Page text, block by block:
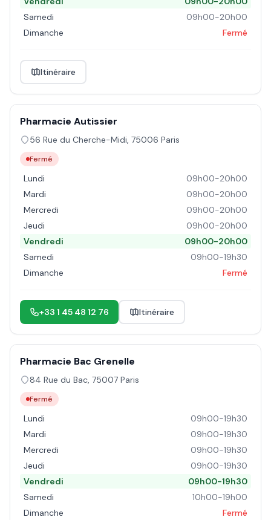
Samedi
09h00-20h00
Dimanche
Fermé
Itinéraire
Pharmacie Autissier
56 Rue du Cherche-Midi, 75006 Paris
Fermé
Lundi
09h00-20h00
Mardi
09h00-20h00
Mercredi
09h00-20h00
Jeudi
09h00-20h00
Vendredi
09h00-20h00
Samedi
09h00-19h30
Dimanche
Fermé
+33 1 45 48 12 76 Itinéraire
Pharmacie Bac Grenelle
84 Rue du Bac, 75007 Paris
Fermé
Lundi
09h00-19h30
Mardi
09h00-19h30
Mercredi
09h00-19h30
Jeudi
09h00-19h30
Vendredi
09h00-19h30
Samedi
10h00-19h00
Dimanche
Fermé